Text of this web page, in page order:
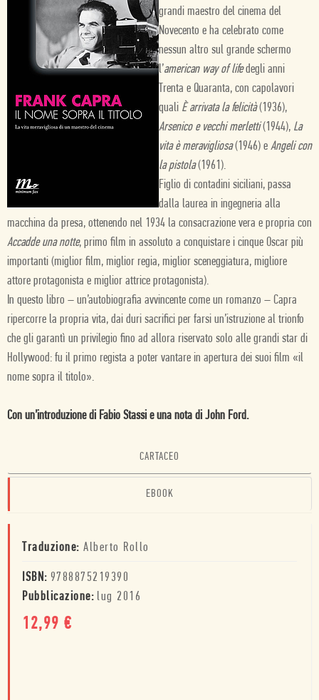
grandi maestro del cinema del
Novecento e ha celebrato come
nessun altro sul grande schermo
l’american way of lifedegli anni
Trenta e Quaranta, con capolavori
quali È arrivata la felicità(1936),
Arsenico e vecchi merletti(1944), La
vita è meravigliosa(1946) e Angeli con
la pistola(1961).
Figlio di contadini siciliani, passa
dalla laurea in ingegneria alla
macchina da presa, ottenendo nel 1934 la consacrazione vera e propria con
Accadde una notte, primo film in assoluto a conquistare i cinque Oscar più
importanti (miglior film, miglior regia, miglior sceneggiatura, migliore
attore protagonista e miglior attrice protagonista).
In questo libro – un’autobiografia avvincente come un romanzo – Capra
ripercorre la propria vita, dai duri sacrifici per farsi un’istruzione al trionfo
che gli garantì un privilegio fino ad allora riservato solo alle grandi star di
Hollywood: fu il primo regista a poter vantare in apertura dei suoi film «il
nome sopra il titolo».
Con un’introduzione di Fabio Stassi e una nota di John Ford.
CARTACEO
EBOOK
Traduzione: Alberto Rollo
ISBN: 9788875219390
Pubblicazione: lug 2016
12,99 €